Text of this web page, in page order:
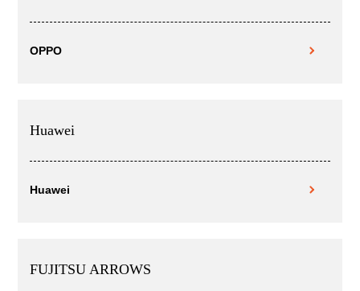
OPPO
Huawei
Huawei
FUJITSU ARROWS